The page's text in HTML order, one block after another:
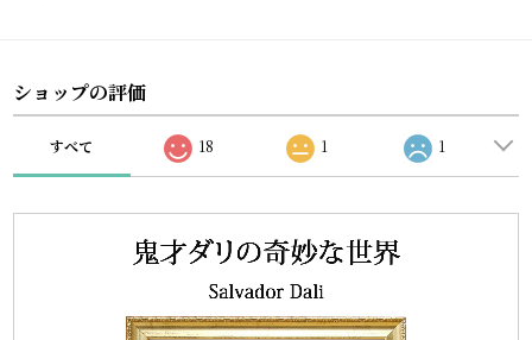
ショップの評価
すべて 18 1 1